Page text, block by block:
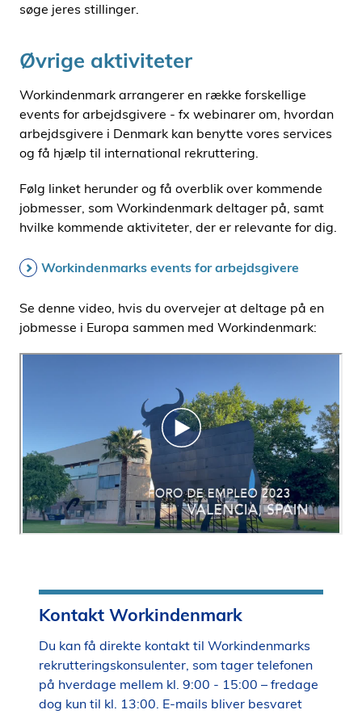
søge jeres stillinger.
Øvrige aktiviteter
Workindenmark arrangerer en række forskellige
events for arbejdsgivere - fx webinarer om, hvordan
arbejdsgivere i Denmark kan benytte vores services
og få hjælp til international rekruttering.
Følg linket herunder og få overblik over kommende
jobmesser, som Workindenmark deltager på, samt
hvilke kommende aktiviteter, der er relevante for dig.
Workindenmarks events for arbejdsgivere
Se denne video, hvis du overvejer at deltage på en
jobmesse i Europa sammen med Workindenmark:
Kontakt Workindenmark
Du kan få direkte kontakt til Workindenmarks
rekrutteringskonsulenter, som tager telefonen
på hverdage mellem kl. 9:00 - 15:00 – fredage
dog kun til kl. 13:00. E-mails bliver besvaret